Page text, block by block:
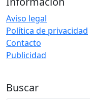
Aviso legal
Política de privacidad
Contacto
Publicidad
Buscar